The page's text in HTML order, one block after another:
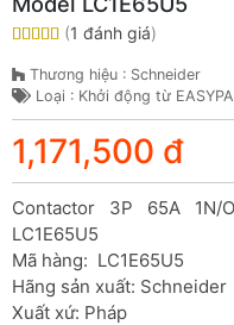
(1 đánh giá)
Thương hiệu : Schneider
Loại : Khởi động từ
1,171,500 đ
Contactor 3P 65A 1N/
LC1E65U5
Mã hàng:  LC1E65U5
Hãng sản xuất: Schneider
Xuất xứ: Pháp